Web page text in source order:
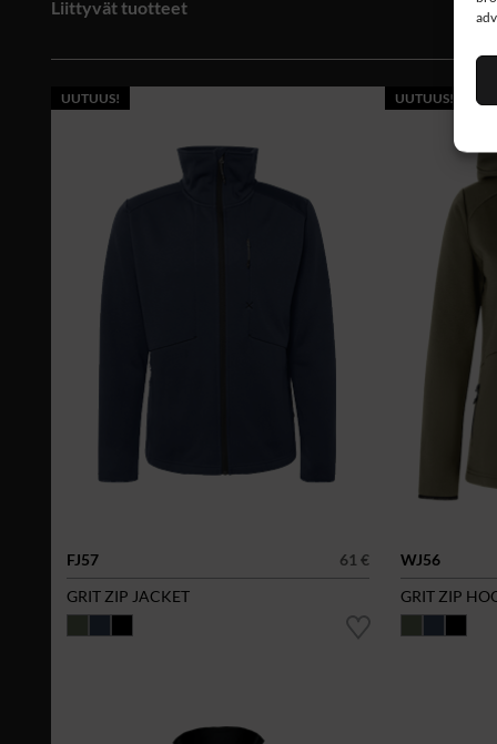
Liittyvät tuotteet
UUTUUS!
FJ57
61 €
GRIT ZIP JACKET
UUTUUS!
WJ56
GRIT ZIP